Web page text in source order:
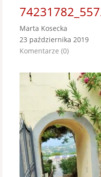
Marta Kosecka
23 października 2019
Komentarze (0)